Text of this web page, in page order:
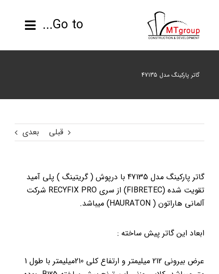
Go to...
رزومه
گاتر پارکینگ مدل 47135
قبلی بعدی
گاتر پارکینگ مدل 47135 با درپوش ( گریتینگ ) پلی آمید
تقویت شده (FIBRETEC) از سری RECYFIX PRO شرکت
آلمانی هاراتون ( HAURATON) میباشد.
ابعاد این گاتر پیش ساخته :
عرض بیرونی 212 میلیمتر و ارتفاع کلی 210میلیمتر با طول 1